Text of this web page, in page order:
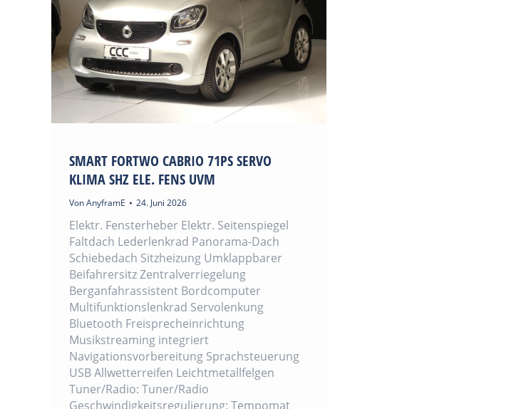
SMART FORTWO CABRIO 71PS SERVO
KLIMA SHZ ELE. FENS UVM
VonAnyframE 24. Juni 2026
Elektr. Fensterheber Elektr. Seitenspiegel
Faltdach Lederlenkrad Panorama-Dach
Schiebedach Sitzheizung Umklappbarer
Beifahrersitz Zentralverriegelung
Berganfahrassistent Bordcomputer
Multifunktionslenkrad Servolenkung
Bluetooth Freisprecheinrichtung
Musikstreaming integriert
Navigationsvorbereitung Sprachsteuerung
USB Allwetterreifen Leichtmetallfelgen
Tuner/Radio: Tuner/Radio
Geschwindigkeitsregulierung: Tempomat